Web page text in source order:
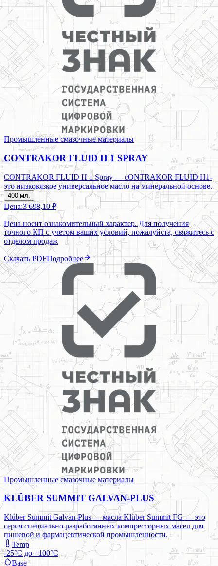
Промышленные смазочные материалы
CONTRAKOR FLUID H 1 SPRAY
CONTRAKOR FLUID H 1 Spray — cONTRAKOR FLUID H1-
это низковязкое универсальное масло на минеральной основе.
400 мл.
Цена:3 698,10 ₽
Цена носит ознакомительный характер. Для получения
точного КП с учетом ваших условий, пожалуйста, свяжитесь с
отделом продаж
Скачать PDFПодробнее
Промышленные смазочные материалы
KLÜBER SUMMIT GALVAN-PLUS
Klüber Summit Galvan-Plus — масла Klüber Summit FG — это
серия специально разработанных компрессорных масел для
пищевой и фармацевтической промышленности.
Temp
-25°C до +100°C
Base